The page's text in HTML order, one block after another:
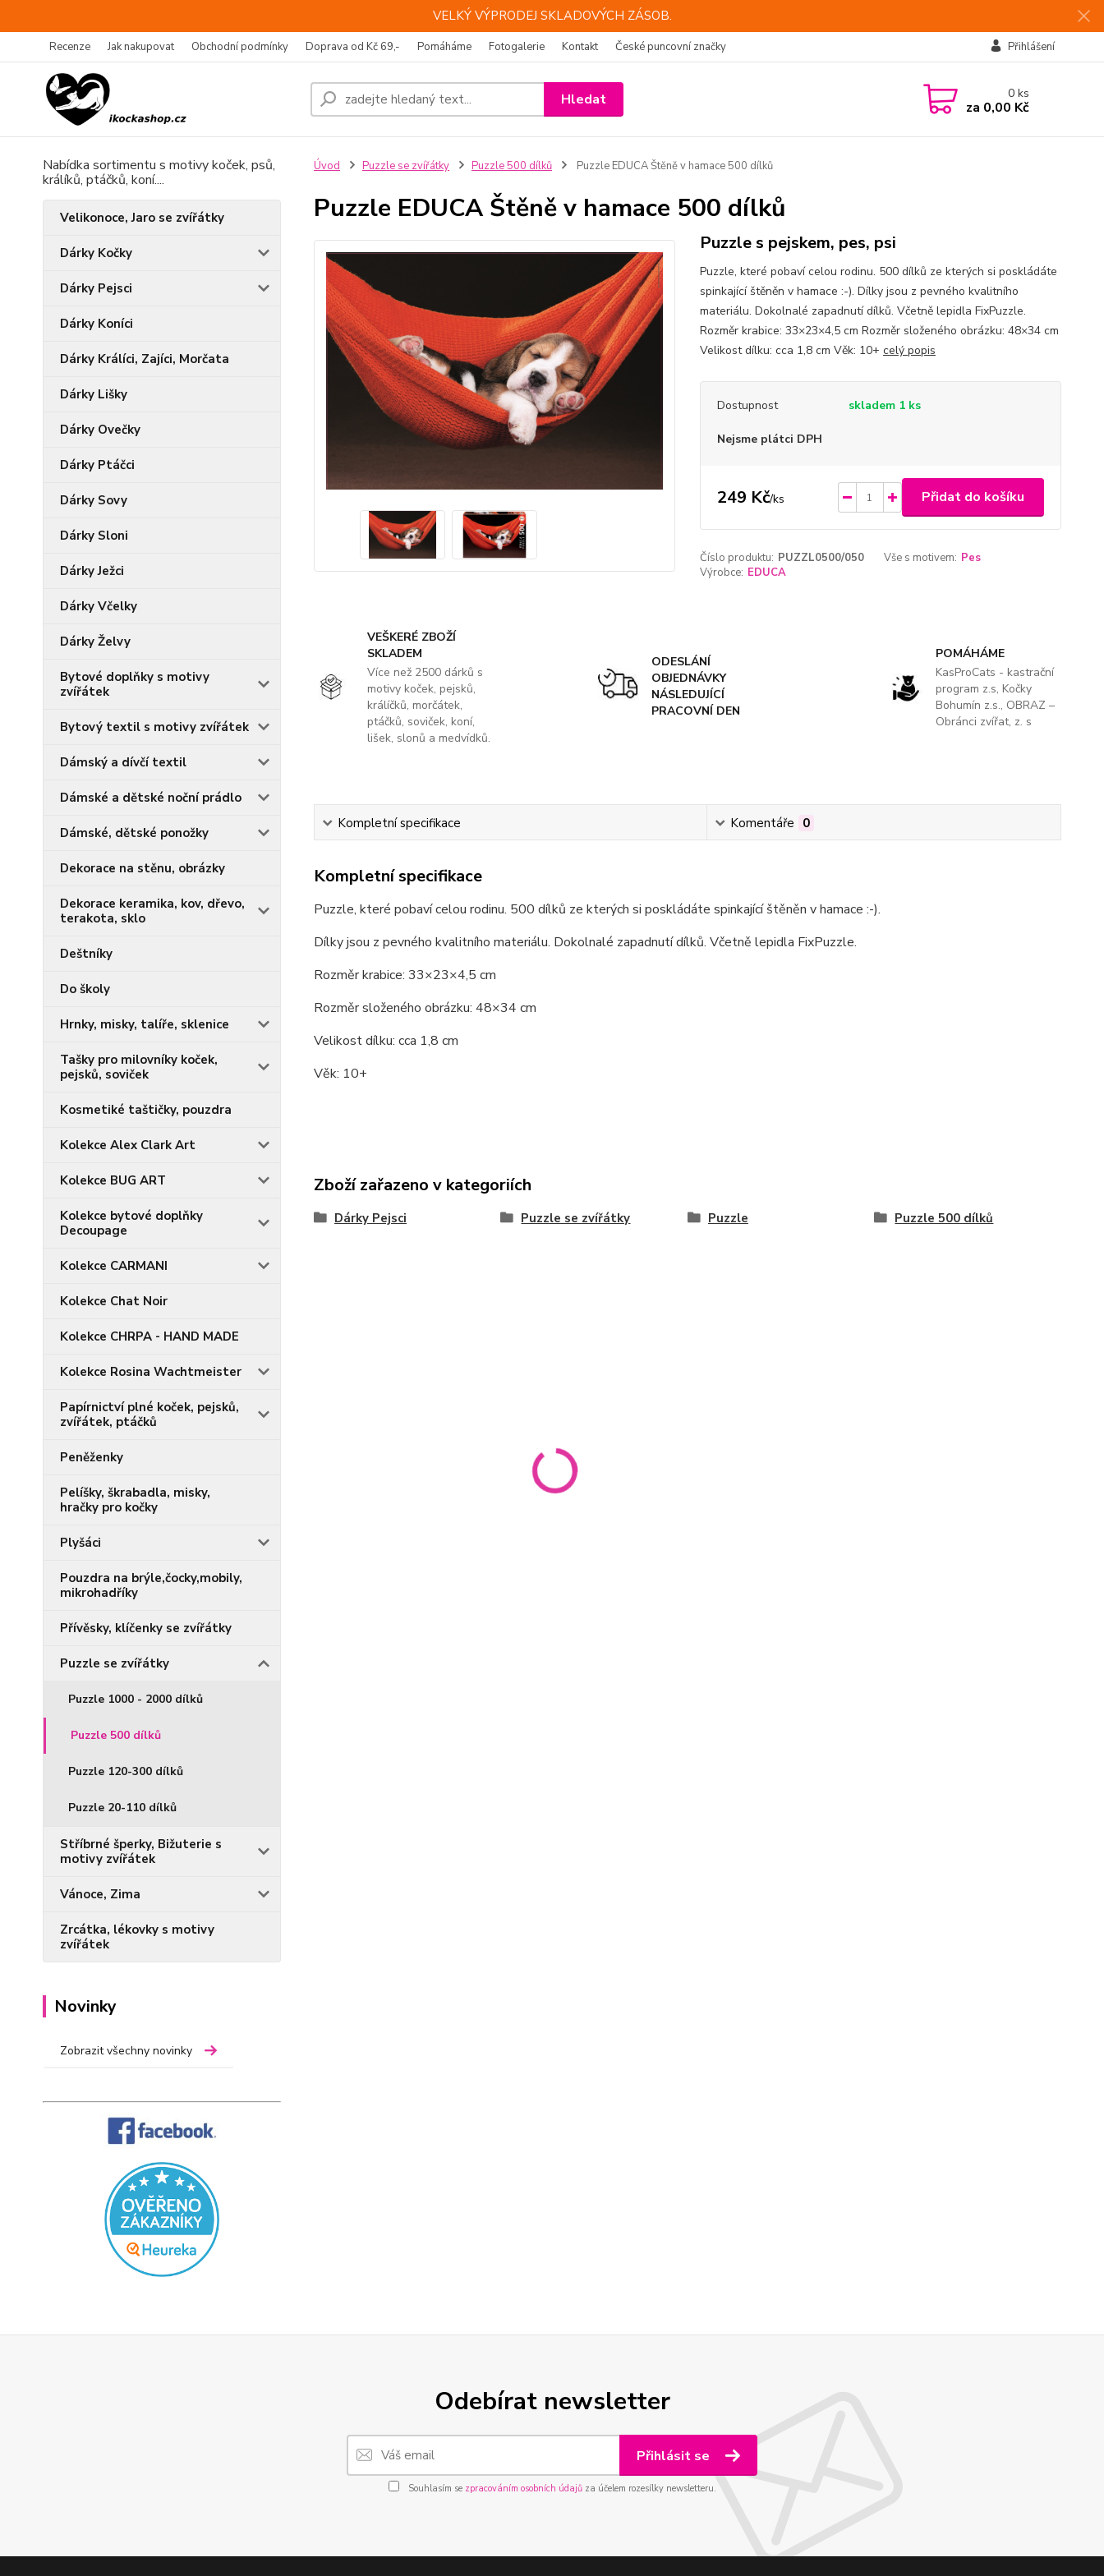
VELKÝ VÝPRODEJ SKLADOVÝCH ZÁSOB.
Recenze Jak nakupovat Obchodní podmínky Doprava od Kč 69,- Pomáháme Fotogalerie Kontakt České puncovní značky Přihlášení
Hledat 0ks
za 0,00 Kč
Nabídka sortimentu s motivy koček, psů,
králíků, ptáčků, koní....
Velikonoce, Jaro se zvířátky
Dárky Kočky
Dárky Pejsci
Dárky Koníci
Dárky Králíci, Zajíci, Morčata
Dárky Lišky
Dárky Ovečky
Dárky Ptáčci
Dárky Sovy
Dárky Sloni
Dárky Ježci
Dárky Včelky
Dárky Želvy
Bytové doplňky s motivy
zvířátek
Bytový textil s motivy zvířátek
Dámský a dívčí textil
Dámské a dětské noční prádlo
Dámské, dětské ponožky
Dekorace na stěnu, obrázky
Dekorace keramika, kov, dřevo,
terakota, sklo
Deštníky
Do školy
Hrnky, misky, talíře, sklenice
Tašky pro milovníky koček,
pejsků, soviček
Kosmetiké taštičky, pouzdra
Kolekce Alex Clark Art
Kolekce BUG ART
Kolekce bytové doplňky
Decoupage
Kolekce CARMANI
Kolekce Chat Noir
Kolekce CHRPA - HAND MADE
Kolekce Rosina Wachtmeister
Papírnictví plné koček, pejsků,
zvířátek, ptáčků
Peněženky
Pelíšky, škrabadla, misky,
hračky pro kočky
Plyšáci
Pouzdra na brýle,čocky,mobily,
mikrohadříky
Přívěsky, klíčenky se zvířátky
Puzzle se zvířátky
Puzzle 1000 - 2000 dílků
Puzzle 500 dílků
Puzzle 120-300 dílků
Puzzle 20-110 dílků
Stříbrné šperky, Bižuterie s
motivy zvířátek
Vánoce, Zima
Zrcátka, lékovky s motivy
zvířátek
Novinky
Zobrazit všechny novinky
Úvod Puzzle se zvířátky Puzzle 500 dílků Puzzle EDUCA Štěně v hamace 500 dílků
Puzzle EDUCA Štěně v hamace 500 dílků
Puzzle s pejskem, pes, psi
Puzzle, které pobaví celou rodinu. 500 dílků ze kterých si poskládáte
spinkající štěněn v hamace :-). Dílky jsou z pevného kvalitního
materiálu. Dokolnalé zapadnutí dílků. Včetně lepidla FixPuzzle.
Rozměr krabice: 33×23×4,5 cm Rozměr složeného obrázku: 48×34 cm
Velikost dílku: cca 1,8 cm Věk: 10+ celý popis
Dostupnost skladem 1 ks
Nejsme plátci DPH
249 Kč/ks Přidat do košíku
Číslo produktu: PUZZL0500/050 Vše s motivem: Pes
Výrobce: EDUCA
VEŠKERÉ ZBOŽÍ
SKLADEM
Více než 2500 dárků s
motivy koček, pejsků,
králíčků, morčátek,
ptáčků, soviček, koní,
lišek, slonů a medvídků.
ODESLÁNÍ
OBJEDNÁVKY
NÁSLEDUJÍCÍ
PRACOVNÍ DEN
POMÁHÁME
KasProCats - kastrační
program z.s, Kočky
Bohumín z.s., OBRAZ –
Obránci zvířat, z. s
Kompletní specifikace Komentáře 0
Kompletní specifikace
Puzzle, které pobaví celou rodinu. 500 dílků ze kterých si poskládáte spinkající štěněn v hamace :-).
Dílky jsou z pevného kvalitního materiálu. Dokolnalé zapadnutí dílků. Včetně lepidla FixPuzzle.
Rozměr krabice: 33×23×4,5 cm
Rozměr složeného obrázku: 48×34 cm
Velikost dílku: cca 1,8 cm
Věk: 10+
Zboží zařazeno v kategoriích
Dárky Pejsci Puzzle se zvířátky Puzzle Puzzle 500 dílků
Odebírat newsletter
Přihlásit se
Souhlasím se zpracováním osobních údajůza účelem rozesílky newsletteru.